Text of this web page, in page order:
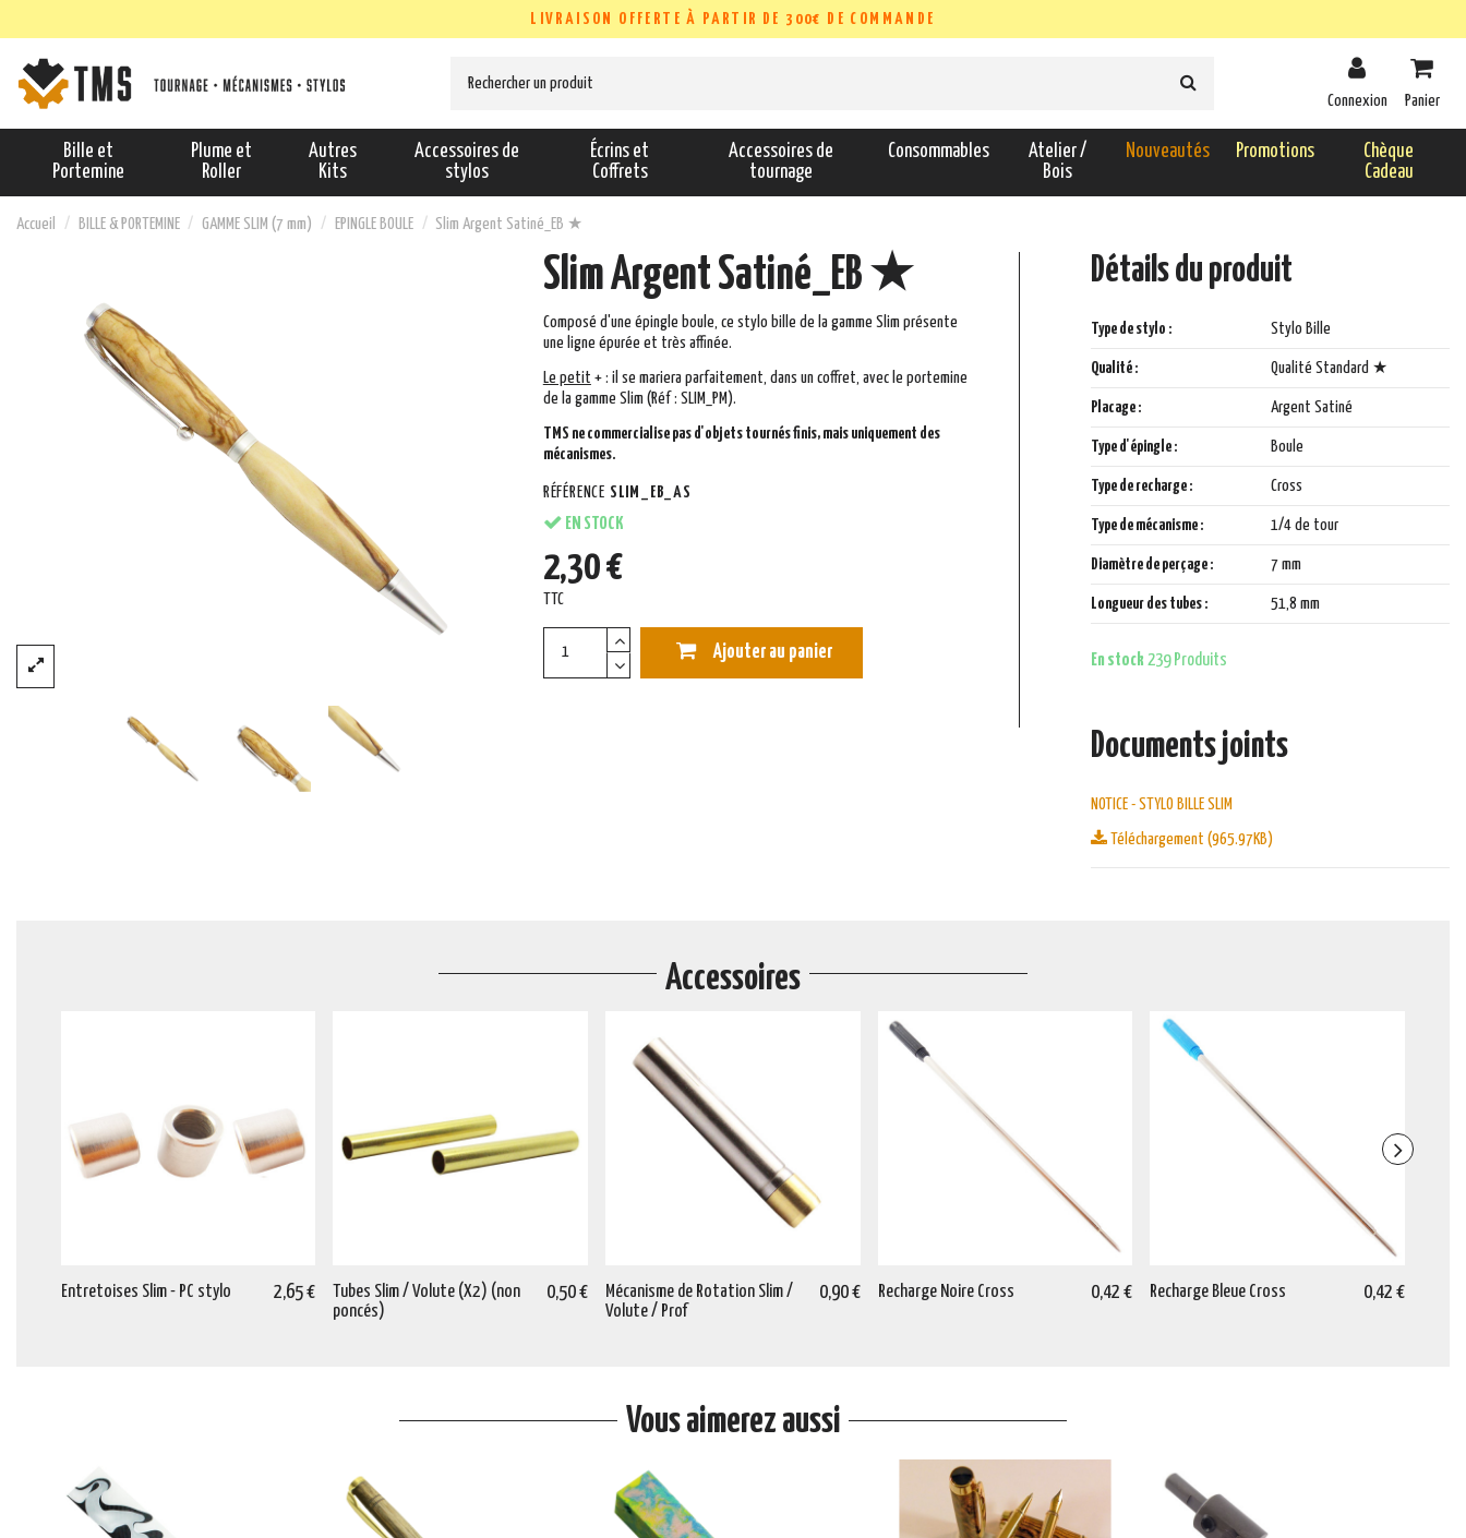
LIVRAISON OFFERTE À PARTIR DE 300€ DE COMMANDE
Connexion Panier
Bille et
Portemine
Plume et
Roller
Autres
Kits
Accessoires de
stylos
Écrins et
Coffrets
Accessoires de
tournage
Consommables
Atelier /
Bois
Nouveautés Promotions
Chèque
Cadeau
Accueil BILLE & PORTEMINE GAMME SLIM (7 mm) EPINGLE BOULE Slim Argent Satiné_EB ★
Slim Argent Satiné_EB ★
Composé d'une épingle boule, ce stylo bille de la gamme Slim présente
une ligne épurée et très affinée.
Le petit +: il se mariera parfaitement, dans un coffret, avec le portemine
de la gamme Slim (Réf : SLIM_PM).
TMS ne commercialise pas d'objets tournés finis, mais uniquement des
mécanismes.
RÉFÉRENCE SLIM_EB_AS
EN STOCK
2,30 €
TTC
Ajouter au panier
Détails du produit
Type de stylo : Stylo Bille
Qualité : Qualité Standard ★
Placage : Argent Satiné
Type d'épingle : Boule
Type de recharge : Cross
Type de mécanisme : 1/4 de tour
Diamètre de perçage : 7 mm
Longueur des tubes : 51,8 mm
En stock 239 Produits
Documents joints
NOTICE - STYLO BILLE SLIM
Téléchargement (965.97KB)
Accessoires
Entretoises Slim - PC stylo 2,65 €
Tubes Slim / Volute (X2) (non
poncés)
0,50 €
Mécanisme de Rotation Slim /
Volute / Prof
0,90 € Recharge Noire Cross 0,42 € Recharge Bleue Cross 0,42 €
Vous aimerez aussi